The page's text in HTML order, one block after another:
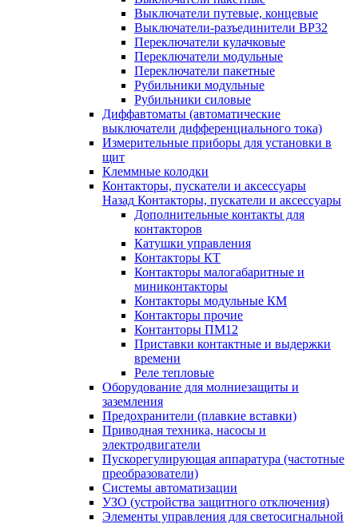
Выключатели путевые, концевые
Выключатели-разъединители ВР32
Переключатели кулачковые
Переключатели модульные
Переключатели пакетные
Рубильники модульные
Рубильники силовые
Диффавтоматы (автоматические
выключатели дифференциального тока)
Измерительные приборы для установки в
щит
Клеммные колодки
Контакторы, пускатели и аксессуары
Назад Контакторы, пускатели и аксессуары
Дополнительные контакты для
контакторов
Катушки управления
Контакторы КТ
Контакторы малогабаритные и
миниконтакторы
Контакторы модульные КМ
Контакторы прочие
Контанторы ПМ12
Приставки контактные и выдержки
времени
Реле тепловые
Оборудование для молниезащиты и
заземления
Предохранители (плавкие вставки)
Приводная техника, насосы и
электродвигатели
Пускорегулирующая аппаратура (частотные
преобразователи)
Системы автоматизации
УЗО (устройства защитного отключения)
Элементы управления для светосигнальной